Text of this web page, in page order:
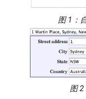
图 1：
图